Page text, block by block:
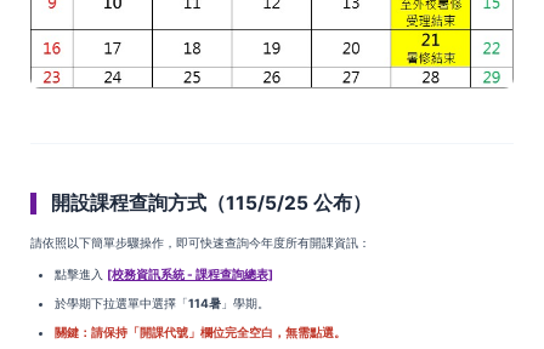
開設課程查詢方式（115/5/25 公布）
請依照以下簡單步驟操作，即可快速查詢今年度所有開課資訊：
點擊進入 [校務資訊系統 - 課程查詢總表]
於學期下拉選單中選擇「114暑 」學期。
關鍵：請保持「開課代號」欄位完全空白，無需點選。